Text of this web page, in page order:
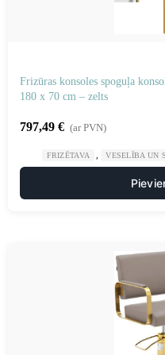
Frizūras konsoles spoguļa
180 x 70 cm – zelts
797,49 € (ar PVN)
FRIZĒTAVA VESELĪBA UN